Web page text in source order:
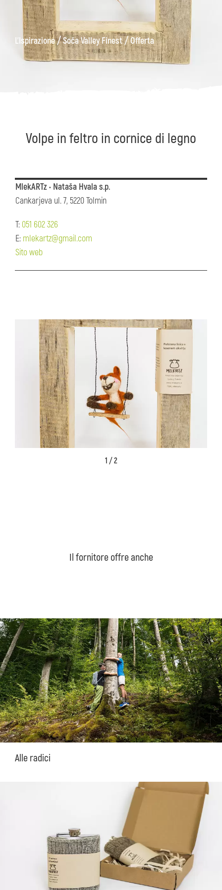
L'Ispirazione/Soča Valley Finest/Offerta
Kanin
Sentieri
escursionistici
Volpe in feltro in cornice di legno
MlekARTz • Nataša Hvala s.p.
Cankarjeva ul. 7, 5220 Tolmin
T: 051 602 326
E: mlekartz@gmail.com
Sito web
1 / 2
Il fornitore offre anche
Alle radici